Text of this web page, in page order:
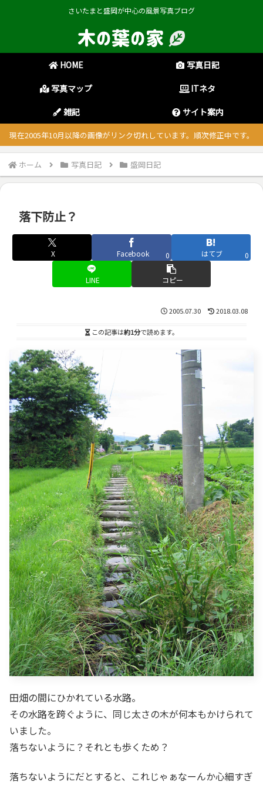
さいたまと盛岡が中心の風景写真ブログ
HOME
写真日記
写真マップ
ITネタ
雑記
サイト案内
現在2005年10月以降の画像がリンク切れしています。順次修正中です。
ホーム 写真日記 盛岡日記
落下防止？
X Facebook 0 はてブ 0
LINE コピー
2005.07.30 2018.03.08
この記事は約1分で読めます。
田畑の間にひかれている水路。
その水路を跨ぐように、同じ太さの木が何本もかけられて
いました。
落ちないように？それとも歩くため？
落ちないようにだとすると、これじゃぁなーんか心細すぎ